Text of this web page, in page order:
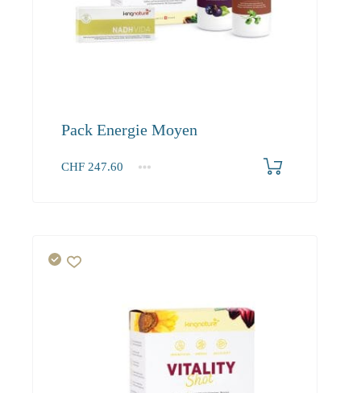
Pack Energie Moyen
CHF 247.60
1+